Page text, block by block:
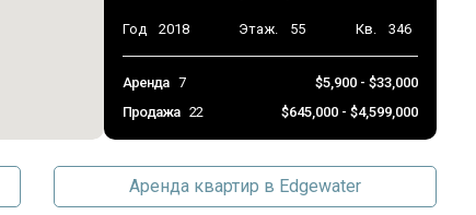
Год 2018 Этаж. 55 Кв. 346
Аренда 7
$5,900 - $33,000
Продажа
22 $645,000 - $4,599,000
Аренда квартир в Edgewater